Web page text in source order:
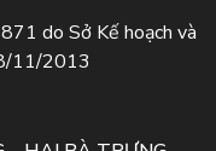
do Sở Kế hoạch và
11/2013